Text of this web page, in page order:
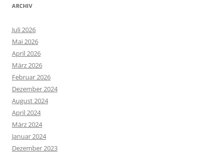
ARCHIV
Juli 2026
Mai 2026
April 2026
März 2026
Februar 2026
Dezember 2024
August 2024
April 2024
März 2024
Januar 2024
Dezember 2023